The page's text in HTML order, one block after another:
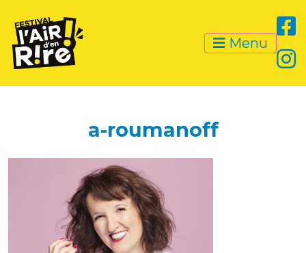
Menu
a-roumanoff